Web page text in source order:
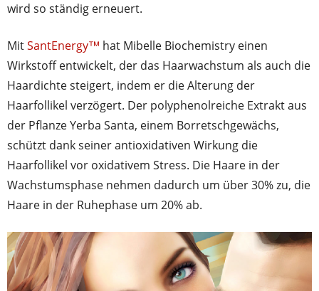
wird so ständig erneuert.
MitSantEnergy™ hat Mibelle Biochemistry einen
Wirkstoff entwickelt, der das Haarwachstum als auch die
Haardichte steigert, indem er die Alterung der
Haarfollikel verzögert. Der polyphenolreiche Extrakt aus
der Pflanze Yerba Santa, einem Borretschgewächs,
schützt dank seiner antioxidativen Wirkung die
Haarfollikel vor oxidativem Stress. Die Haare in der
Wachstumsphase nehmen dadurch um über 30% zu, die
Haare in der Ruhephase um 20% ab.